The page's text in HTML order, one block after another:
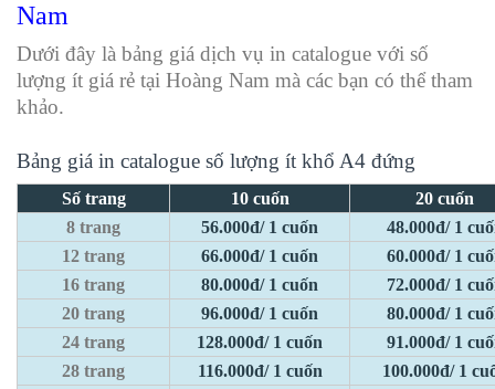
Nam
Dưới đây là bảng giá dịch vụ in catalogue với số
lượng ít giá rẻ tại Hoàng Nam mà các bạn có thể tham
khảo.
Bảng giá in catalogue số lượng ít khổ A4 đứng
Số trang 10 cuốn
20 cuốn
8 trang
56.000đ/ 1 cuốn
48.000đ/ 1
12 trang
66.000đ/ 1 cuốn
60.000đ/ 1
16 trang
80.000đ/ 1 cuốn
72.000đ/ 1
20 trang
96.000đ/ 1 cuốn
80.000đ/ 1
24 trang
128.000đ/ 1 cuốn
91.000đ/ 1
28 trang
116.000đ/ 1 cuốn
100.000đ/ 1